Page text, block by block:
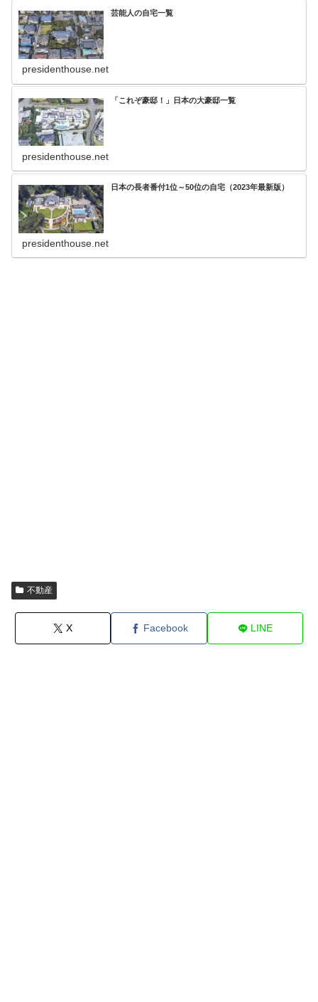
芸能人の自宅一覧
presidenthouse.net
「これぞ豪邸！」日本の大豪邸一覧
presidenthouse.net
日本の長者番付1位～50位の自宅（2023年最新版）
presidenthouse.net
不動産
X Facebook LINE